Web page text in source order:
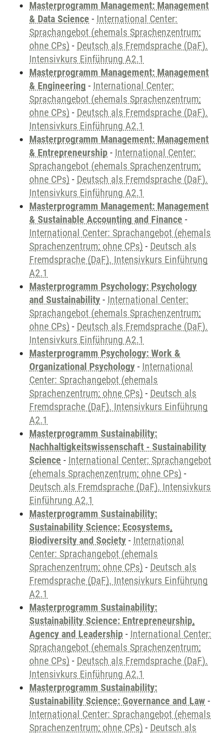
Masterprogramm Management: Management
& Data Science - International Center:
Sprachangebot (ehemals Sprachenzentrum;
ohne CPs) - Deutsch als Fremdsprache (DaF).
Intensivkurs Einführung A2.1
Masterprogramm Management: Management
& Engineering - International Center:
Sprachangebot (ehemals Sprachenzentrum;
ohne CPs) - Deutsch als Fremdsprache (DaF).
Intensivkurs Einführung A2.1
Masterprogramm Management: Management
& Entrepreneurship - International Center:
Sprachangebot (ehemals Sprachenzentrum;
ohne CPs) - Deutsch als Fremdsprache (DaF).
Intensivkurs Einführung A2.1
Masterprogramm Management: Management
& Sustainable Accounting and Finance -
International Center: Sprachangebot (ehemals
Sprachenzentrum; ohne CPs) - Deutsch als
Fremdsprache (DaF). Intensivkurs Einführung
A2.1
Masterprogramm Psychology: Psychology
and Sustainability - International Center:
Sprachangebot (ehemals Sprachenzentrum;
ohne CPs) - Deutsch als Fremdsprache (DaF).
Intensivkurs Einführung A2.1
Masterprogramm Psychology: Work &
Organizational Psychology - International
Center: Sprachangebot (ehemals
Sprachenzentrum; ohne CPs) - Deutsch als
Fremdsprache (DaF). Intensivkurs Einführung
A2.1
Masterprogramm Sustainability:
Nachhaltigkeitswissenschaft - Sustainability
Science - International Center: Sprachangebot
(ehemals Sprachenzentrum; ohne CPs) -
Deutsch als Fremdsprache (DaF). Intensivkurs
Einführung A2.1
Masterprogramm Sustainability:
Sustainability Science: Ecosystems,
Biodiversity and Society - International
Center: Sprachangebot (ehemals
Sprachenzentrum; ohne CPs) - Deutsch als
Fremdsprache (DaF). Intensivkurs Einführung
A2.1
Masterprogramm Sustainability:
Sustainability Science: Entrepreneurship,
Agency and Leadership - International Center:
Sprachangebot (ehemals Sprachenzentrum;
ohne CPs) - Deutsch als Fremdsprache (DaF).
Intensivkurs Einführung A2.1
Masterprogramm Sustainability:
Sustainability Science: Governance and Law -
International Center: Sprachangebot (ehemals
Sprachenzentrum; ohne CPs) - Deutsch als